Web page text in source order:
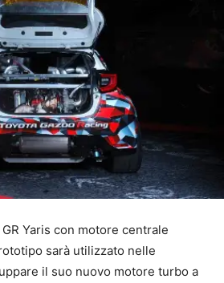
Yaris con motore centrale
sarà utilizzato nelle
il suo nuovo motore turbo a